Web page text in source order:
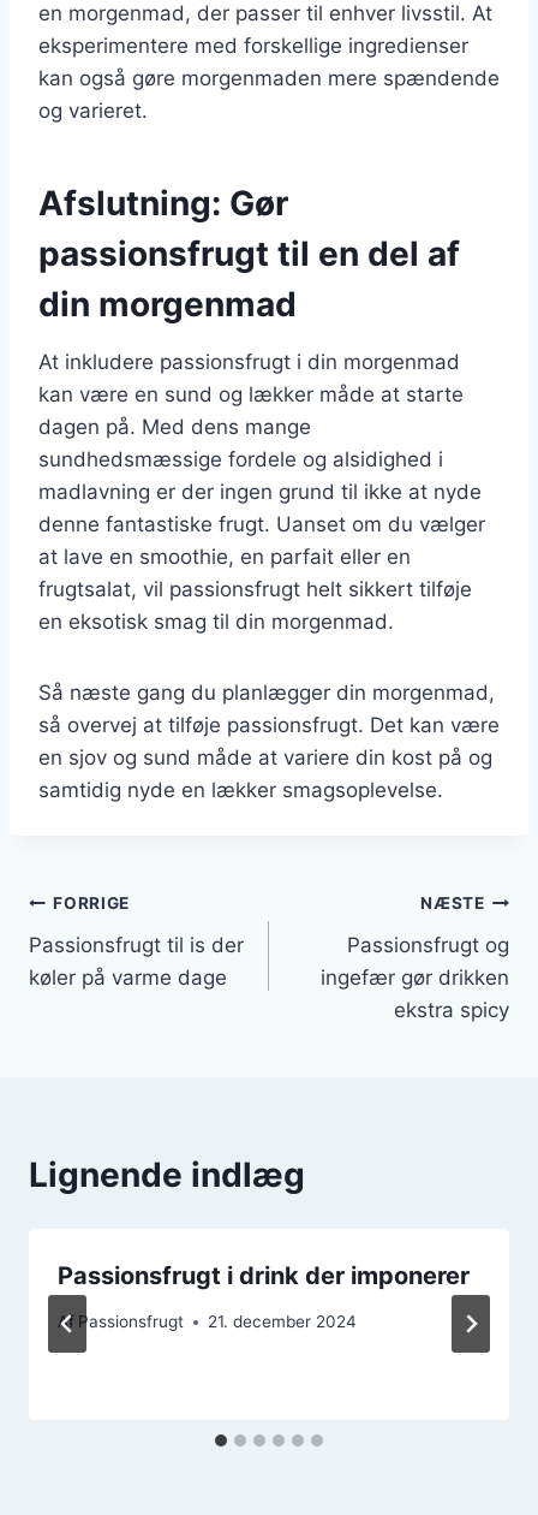
en morgenmad, der passer til enhver livsstil. At
eksperimentere med forskellige ingredienser
kan også gøre morgenmaden mere spændende
og varieret.
Afslutning: Gør
passionsfrugt til en del af
din morgenmad
At inkludere passionsfrugt i din morgenmad
kan være en sund og lækker måde at starte
dagen på. Med dens mange
sundhedsmæssige fordele og alsidighed i
madlavning er der ingen grund til ikke at nyde
denne fantastiske frugt. Uanset om du vælger
at lave en smoothie, en parfait eller en
frugtsalat, vil passionsfrugt helt sikkert tilføje
en eksotisk smag til din morgenmad.
Så næste gang du planlægger din morgenmad,
så overvej at tilføje passionsfrugt. Det kan være
en sjov og sund måde at variere din kost på og
samtidig nyde en lækker smagsoplevelse.
Indlægsnavigation
FORRIGE
Passionsfrugt til is der
køler på varme dage
NÆSTE
Passionsfrugt og
ingefær gør drikken
ekstra spicy
Lignende indlæg
Passionsfrugt i drink der imponerer
Af Passionsfrugt 21. december 2024